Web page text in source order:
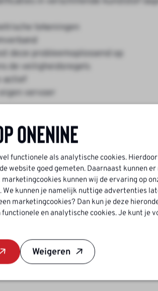
tekeningen
deze probleemoplossend op
de veiligheidsregels
actief
vervoer
bruto per maand (conform
uur per week)
werkplaats als op locatie
opleidingen
met korte lijnen
groei
Onenine
functionele als analytische cookies.
website goed gemeten. Daarnaast kunnen
kunnen wij de ervaring op
We kunnen je namelijk nuttige advertenties
marketingcookies? Dan kun je deze
en analytische cookies. Je kunt je
Weigeren